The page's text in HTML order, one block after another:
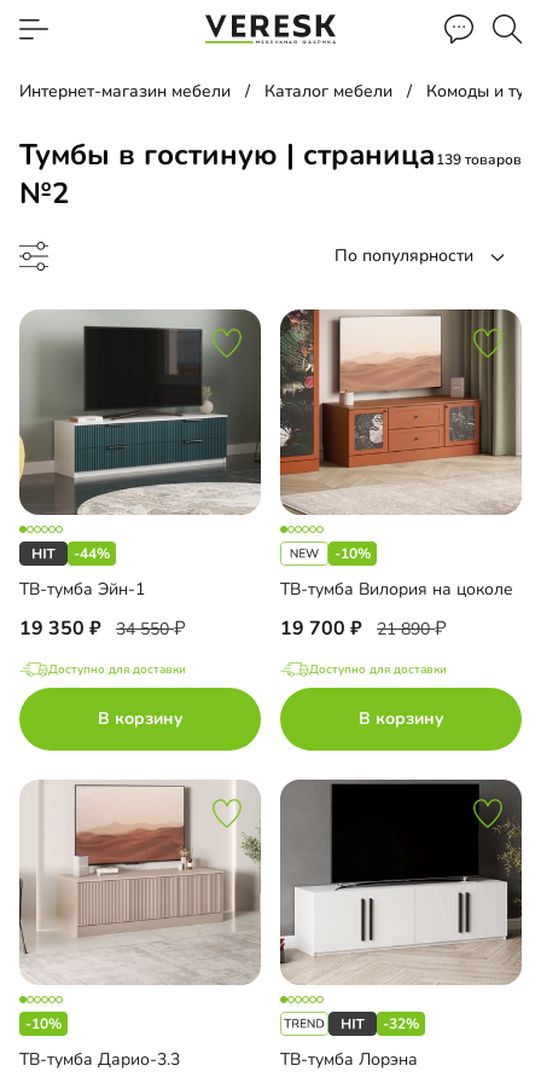
Интернет-магазин мебели Каталог мебели Комоды и
Тумбы в гостиную | страница
№2
139 товаров
По популярности
тумба
до
до
до
до
-44%
ТВ-тумба Эйн-1
19 350 34 550
Доступно для доставки
В корзину
-10%
ТВ-тумба Вилория на цоколе
19 700 21 890
Доступно для доставки
В корзину
-10%
ТВ-тумба Дарио-3.3
-32%
ТВ-тумба Лорэна